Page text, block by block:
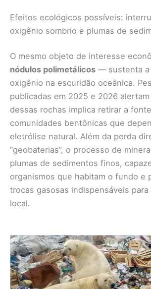
Efeitos ecológicos possíveis:
oxigênio sombrio e plumas de
O mesmo objeto de interesse
nódulos polimetálicos — sustenta a
oxigênio na escuridão oceânica.
publicadas em 2025 e 2026
dessas rochas implica retirar a
comunidades bentônicas que
eletrólise natural. Além da perda
“geobaterias”, o processo de
plumas de sedimentos finos,
organismos que habitam o fundo e
trocas gasosas indispensáveis para
local.